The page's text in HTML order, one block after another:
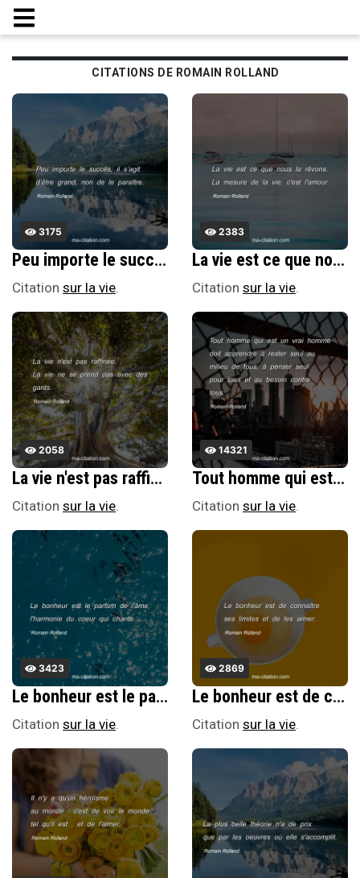
CITATIONS DE ROMAIN ROLLAND
3175
Peu importe le succÃ¨s, il sâ€™agit dâ€™Ãªtre grand, non de le paraÃ®tre.
Citation sur la vie.
2383
La vie est ce que nous la rÃªvons. La mesure de la vie, c'est l'amour.
Citation sur la vie.
2058
La vie n'est pas raffinÃ©e. La vie ne se prend pas avec des gants.
Citation sur la vie.
14321
Tout homme qui est un vrai homme doit apprendre Ã rester seul au milieu de tous, Ã penser seul pour tous et au besoin contre tous.
Citation sur la vie.
3423
Le bonheur est le parfum de l'Ã¢me, l'harmonie du coeur qui chante.
Citation sur la vie.
2869
Le bonheur est de connaÃ®tre ses limites et de les aimer.
Citation sur la vie.